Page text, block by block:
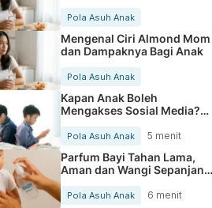
Pola Asuh Anak
Mengenal Ciri Almond Mom
dan Dampaknya Bagi Anak
Pola Asuh Anak
Kapan Anak Boleh
Mengakses Sosial Media?
Pahami
Pola Asuh Anak 5 menit
Parfum Bayi Tahan Lama,
Aman dan Wangi Sepanjang
Hari
Pola Asuh Anak 6 menit